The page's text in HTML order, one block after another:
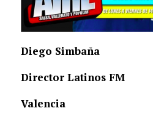
Diego Simbaña
Director Latinos FM
Valencia